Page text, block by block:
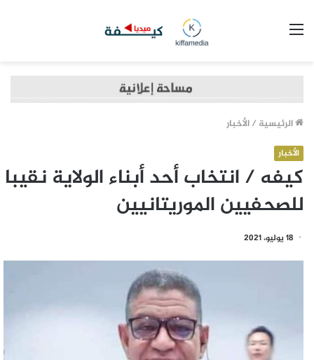
الرئيسية /الأخبار
الأخبار
كيفه / انتخاب أحد أبناء الولاية نقيبا
للصحفيين الموريتانيين
18 يوليو، 2021